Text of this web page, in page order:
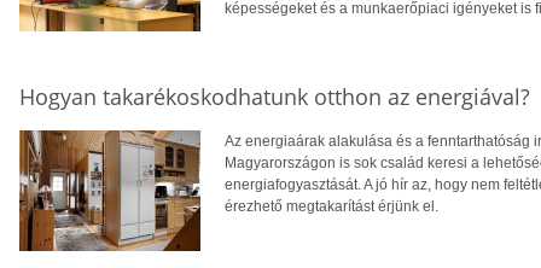
képességeket és a munkaerőpiaci igényeket is
Hogyan takarékoskodhatunk otthon az energiával?
Az energiaárak alakulása és a fenntarthatóság
Magyarországon is sok család keresi a
energiafogyasztását. A jó hír az, hogy nem
érezhető megtakarítást érjünk el.